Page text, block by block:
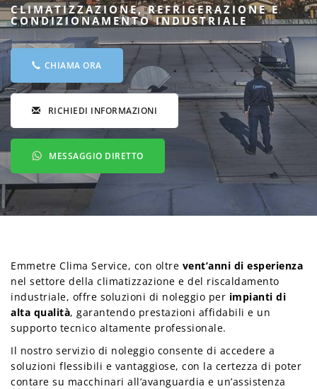
CLIMATIZZAZIONE, REFRIGERAZIONE E
CONDIZIONAMENTO INDUSTRIALE
CHIAMA ORA
RICHIEDI INFORMAZIONI
MESSAGGIO DIRETTO
Emmetre Clima Service, con oltre vent’anni di esperienza
nel settore della climatizzazione e del riscaldamento
industriale, offre soluzioni di noleggio per impianti di
alta qualità, garantendo prestazioni affidabili e un
supporto tecnico altamente professionale.
Il nostro servizio di noleggio consente di accedere a
soluzioni flessibili e vantaggiose, con la certezza di poter
contare su macchinari all’avanguardia e un’assistenza